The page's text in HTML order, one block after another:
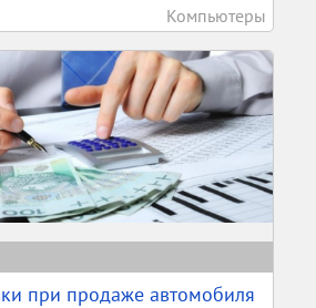
Компьютеры
при продаже автомобиля